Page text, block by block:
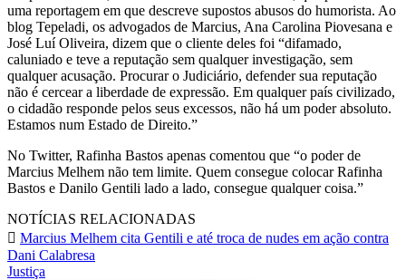
uma reportagem em que descreve supostos abusos do humorista. Ao
blog Tepeladi, os advogados de Marcius, Ana Carolina Piovesana e
José Luí Oliveira, dizem que o cliente deles foi “difamado,
caluniado e teve a reputação sem qualquer investigação, sem
qualquer acusação. Procurar o Judiciário, defender sua reputação
não é cercear a liberdade de expressão. Em qualquer país civilizado,
o cidadão responde pelos seus excessos, não há um poder absoluto.
Estamos num Estado de Direito.”
No Twitter, Rafinha Bastos apenas comentou que “o poder de
Marcius Melhem não tem limite. Quem consegue colocar Rafinha
Bastos e Danilo Gentili lado a lado, consegue qualquer coisa.”
NOTÍCIAS RELACIONADAS
Marcius Melhem cita Gentili e até troca de nudes em ação contra
Dani Calabresa
Justiça